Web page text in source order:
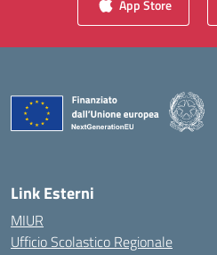
App Store
Link Esterni
MIUR
Ufficio Scolastico Regionale